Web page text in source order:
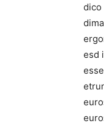
dico
esd